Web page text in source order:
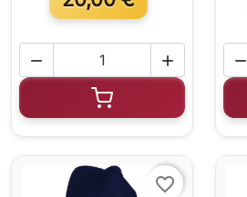


Aggiungi al carrello

favorite_border